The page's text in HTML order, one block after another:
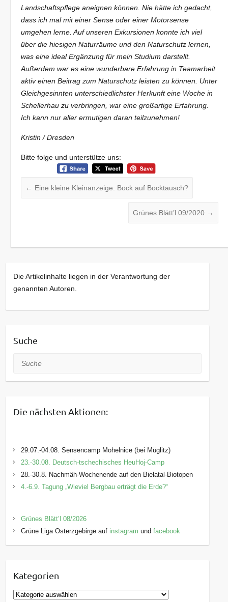
Landschaftspflege aneignen können. Nie hätte ich gedacht,
dass ich mal mit einer Sense oder einer Motorsense
umgehen lerne. Auf unseren Exkursionen konnte ich viel
über die hiesigen Naturräume und den Naturschutz lernen,
was eine ideal Ergänzung für mein Studium darstellt.
Außerdem war es eine wunderbare Erfahrung in Teamarbeit
aktiv einen Beitrag zum Naturschutz leisten zu können. Unter
Gleichgesinnten unterschiedlichster Herkunft eine Woche in
Schellerhau zu verbringen, war eine großartige Erfahrung.
Ich kann nur aller ermutigen daran teilzunehmen!
Kristin / Dresden
Bitte folge und unterstütze uns:
← Eine kleine Kleinanzeige: Bock auf Bocktausch?
Grünes Blätt’l 09/2020 →
Die Artikelinhalte liegen in der Verantwortung der
genannten Autoren.
Suche
Suche
Die nächsten Aktionen:
29.07.-04.08. Sensencamp Mohelnice (bei Müglitz)
23.-30.08. Deutsch-tschechisches HeuHoj-Camp
28.-30.8. Nachmäh-Wochenende auf den Bielatal-Biotopen
4.-6.9. Tagung „Wieviel Bergbau erträgt die Erde?“
Grünes Blätt’l 08/2026
Grüne Liga Osterzgebirge auf instagram undfacebook
Kategorien
K